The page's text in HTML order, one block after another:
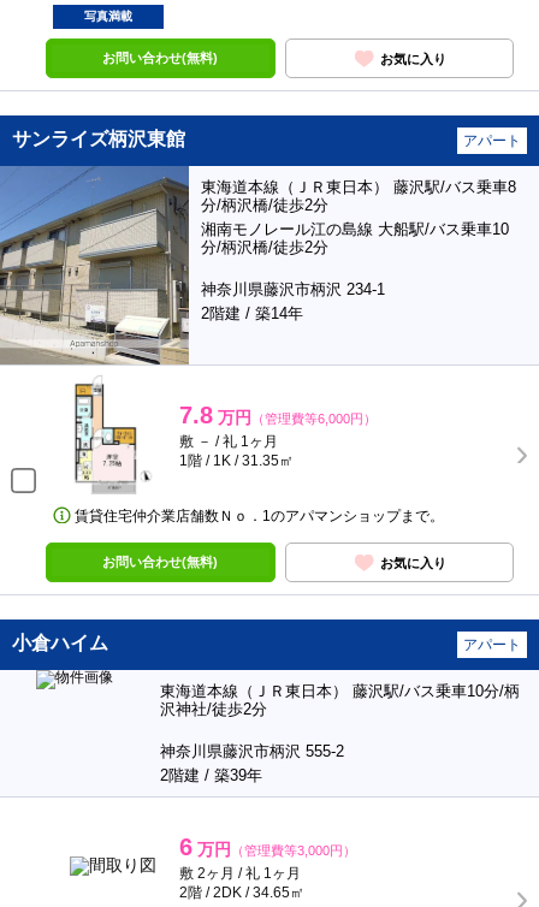
写真満載
お問い合わせ(無料) お気に入り
サンライズ柄沢東館 アパート
東海道本線（ＪＲ東日本） 藤沢駅/バス乗車8
分/柄沢橋/徒歩2分
湘南モノレール江の島線 大船駅/バス乗車10
分/柄沢橋/徒歩2分
神奈川県藤沢市柄沢 234-1
2階建 / 築14年
7.8 万円 （管理費等6,000円）
敷 － / 礼 1ヶ月
1階 / 1K / 31.35㎡
賃貸住宅仲介業店舗数Ｎｏ．1のアパマンショップまで。
お問い合わせ(無料) お気に入り
小倉ハイム アパート
東海道本線（ＪＲ東日本） 藤沢駅/バス乗車10分/柄
沢神社/徒歩2分
神奈川県藤沢市柄沢 555-2
2階建 / 築39年
6 万円 （管理費等3,000円）
敷 2ヶ月 / 礼 1ヶ月
2階 / 2DK / 34.65㎡